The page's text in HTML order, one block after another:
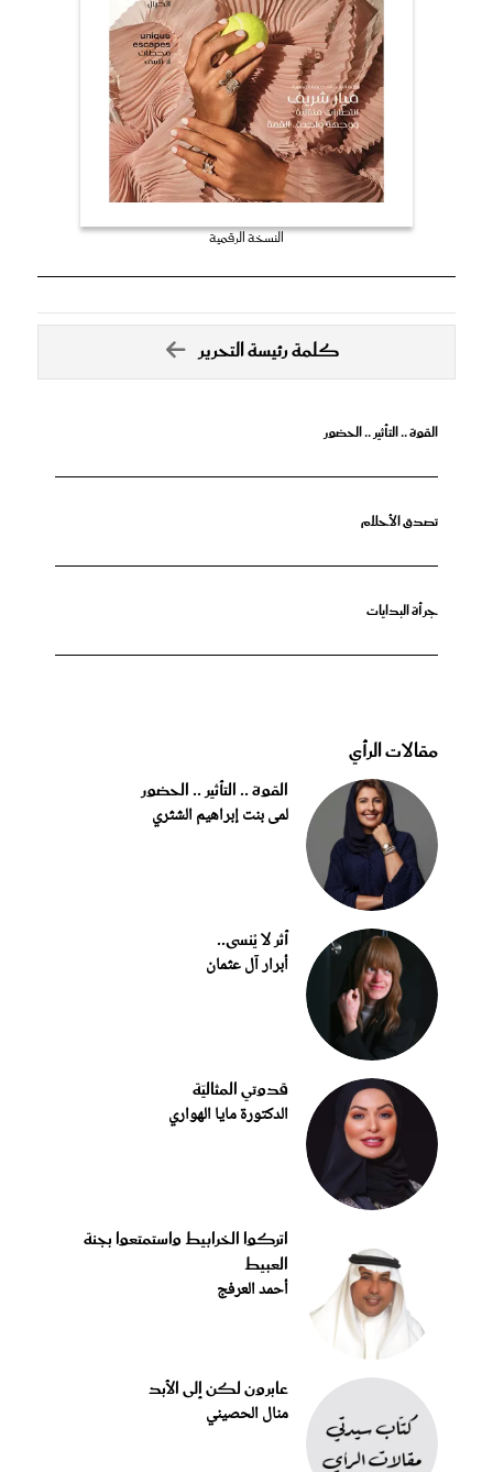
النسخة الرقمية
كلمة رئيسة التحرير
القوة .. التأثير .. الحضور
تصدق الأحلام
جرأة البدايات
مقالات الرأي
القوة .. التأثير .. الحضور
لمى بنت إبراهيم الشثري
أثر لا يُنسى..
أبرار آل عثمان
قدوتي المثاليّة
الدكتورة مايا الهواري
اتركوا الخرابيط واستمتعوا بجنة
العبيط
أحمد العرفج
عابرون لكن إلى الأبد
منال الحصيني